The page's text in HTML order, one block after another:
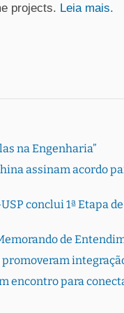
projects. Leia mais.
na Engenharia”
assinam acordo
conclui 1ª Etapa
de
encontro para